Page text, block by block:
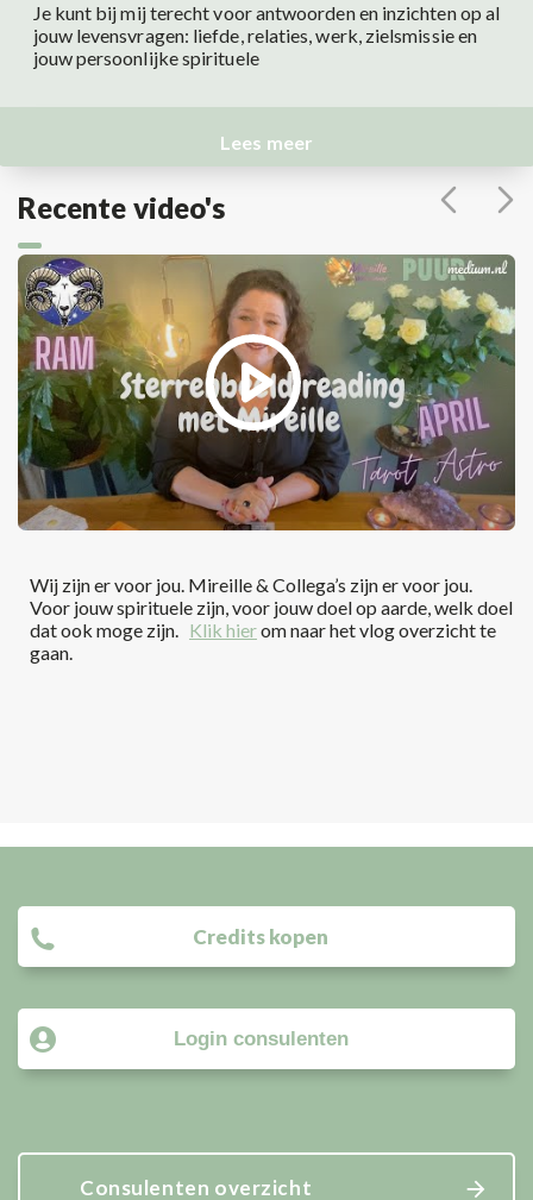
Je kunt bij mij terecht voor antwoorden en inzichten op al
jouw levensvragen: liefde, relaties, werk, zielsmissie en
jouw persoonlijke spirituele
Lees meer
Recente video's
Wij zijn er voor jou. Mireille & Collega’s zijn er voor jou.
Voor jouw spirituele zijn, voor jouw doel op aarde, welk doel
dat ook moge zijn. Klik hierom naar het vlog overzicht te
gaan.
Credits kopen
Login consulenten
Consulenten overzicht